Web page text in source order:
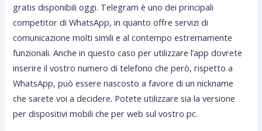
gratis disponibili oggi. Telegram è uno dei principali
competitor di WhatsApp, in quanto offre servizi di
comunicazione molti simili e al contempo estremamente
funzionali. Anche in questo caso per utilizzare l’app dovrete
inserire il vostro numero di telefono che però, rispetto a
WhatsApp, può essere nascosto a favore di un nickname
che sarete voi a decidere. Potete utilizzare sia la versione
per dispositivi mobili che per web sul vostro pc.